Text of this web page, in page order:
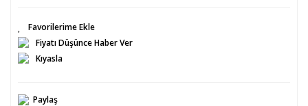
Fiyatı Düşünce Haber Ver
Kıyasla
Paylaş